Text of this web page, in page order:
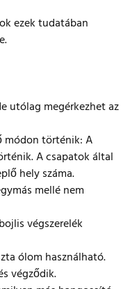
ezek tudatában
utólag megérkezhet az
módon történik: A
A csapatok által
hely száma.
mellé nem
végszerelék
ólom használható.
végződik.